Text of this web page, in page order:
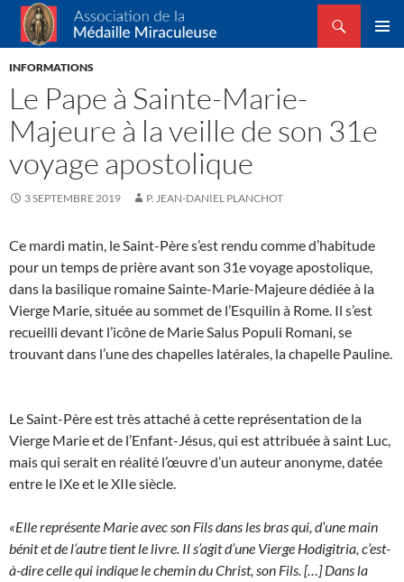
Association de la Médaille Miraculeuse
Recherche
ALLER
INFORMATIONS
Le Pape à Sainte-Marie-
Majeure à la veille de son 31e
voyage apostolique
3 SEPTEMBRE 2019 P. JEAN-DANIEL PLANCHOT
Ce mardi matin, le Saint-Père s’est rendu comme d’habitude
pour un temps de prière avant son 31e voyage apostolique,
dans la basilique romaine Sainte-Marie-Majeure dédiée à la
Vierge Marie, située au sommet de l’Esquilin à Rome. Il s’est
recueilli devant l’icône de Marie Salus Populi Romani, se
trouvant dans l’une des chapelles latérales, la chapelle Pauline.
Le Saint-Père est très attaché à cette représentation de la
Vierge Marie et de l’Enfant-Jésus, qui est attribuée à saint Luc,
mais qui serait en réalité l’œuvre d’un auteur anonyme, datée
entre le IXe et le XIIe siècle.
«Elle représente Marie avec son Fils dans les bras qui, d’une main
bénit et de l‘autre tient le livre. Il s’agit d’une Vierge Hodigitria, c’est-
à-dire celle qui indique le chemin du Christ, son Fils. […] Dans la